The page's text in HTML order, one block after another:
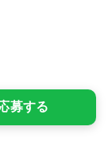
募する